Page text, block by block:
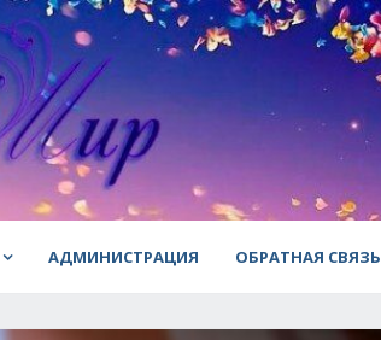
АДМИНИСТРАЦИЯ ОБРАТНАЯ СВЯЗЬ